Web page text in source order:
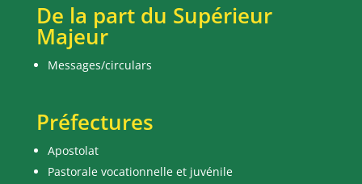
De la part du Supérieur
Majeur
Messages/circulars
Préfectures
Apostolat
Pastorale vocationnelle et juvénile